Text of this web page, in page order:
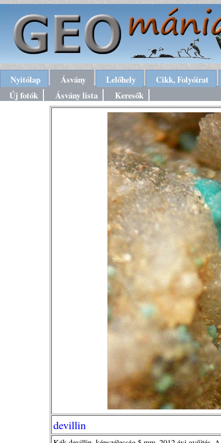
Nyitólap Ásvány Lelőhely
Cikk, Folyóirat
Új fotók
Ásvány lista Keresők
devillin